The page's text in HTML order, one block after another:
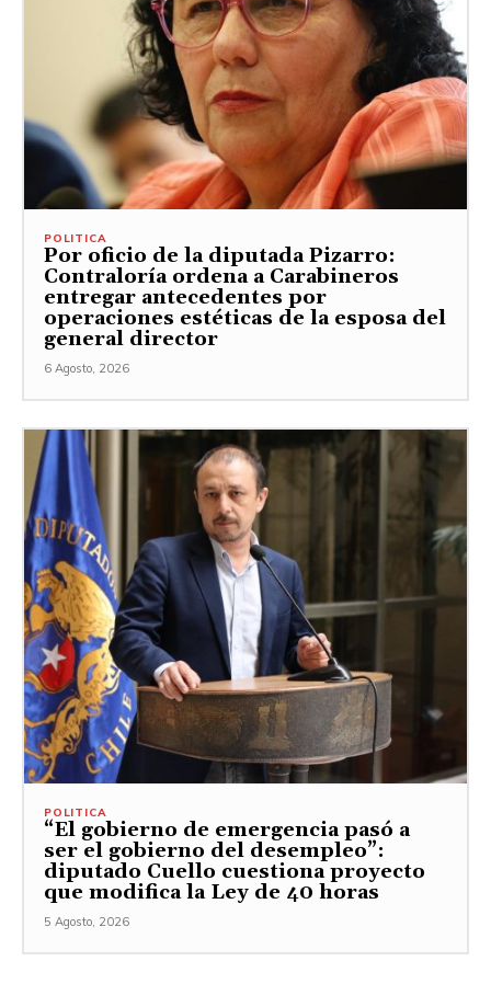
POLITICA
Por oficio de la diputada Pizarro:
Contraloría ordena a Carabineros
entregar antecedentes por
operaciones estéticas de la esposa del
general director
6 Agosto, 2026
POLITICA
“El gobierno de emergencia pasó a
ser el gobierno del desempleo”:
diputado Cuello cuestiona proyecto
que modifica la Ley de 40 horas
5 Agosto, 2026